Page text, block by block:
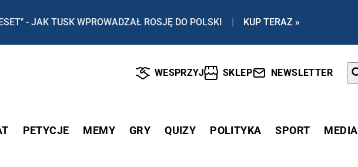
- JAK TUSK WPROWADZAŁ ROSJĘ DO POLSKI | KUP TERAZ »
WESPRZYJ SKLEP NEWSLETTER
PETYCJE MEMY GRY QUIZY POLITYKA SPORT MEDIA